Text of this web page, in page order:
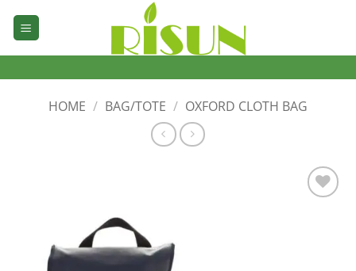
HOME / BAG/TOTE / OXFORD CLOTH BAG